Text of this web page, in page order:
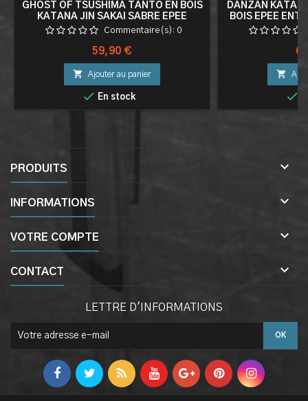
GHOST OF TSUSHIMA TANTO EN BOIS
KATANA JIN SAKAI SABRE EPEE
REPLIQUE BOIS COUTEAU
Commentaire(s): 0
Prix
59,90 €
 Ajouter au panier
 En stock
DANZAN
BOIS EPEE
JAPONAIS -


PRODUITS 
INFORMATIONS 
VOTRE COMPTE 
CONTACT 
LETTRE D'INFORMATIONS